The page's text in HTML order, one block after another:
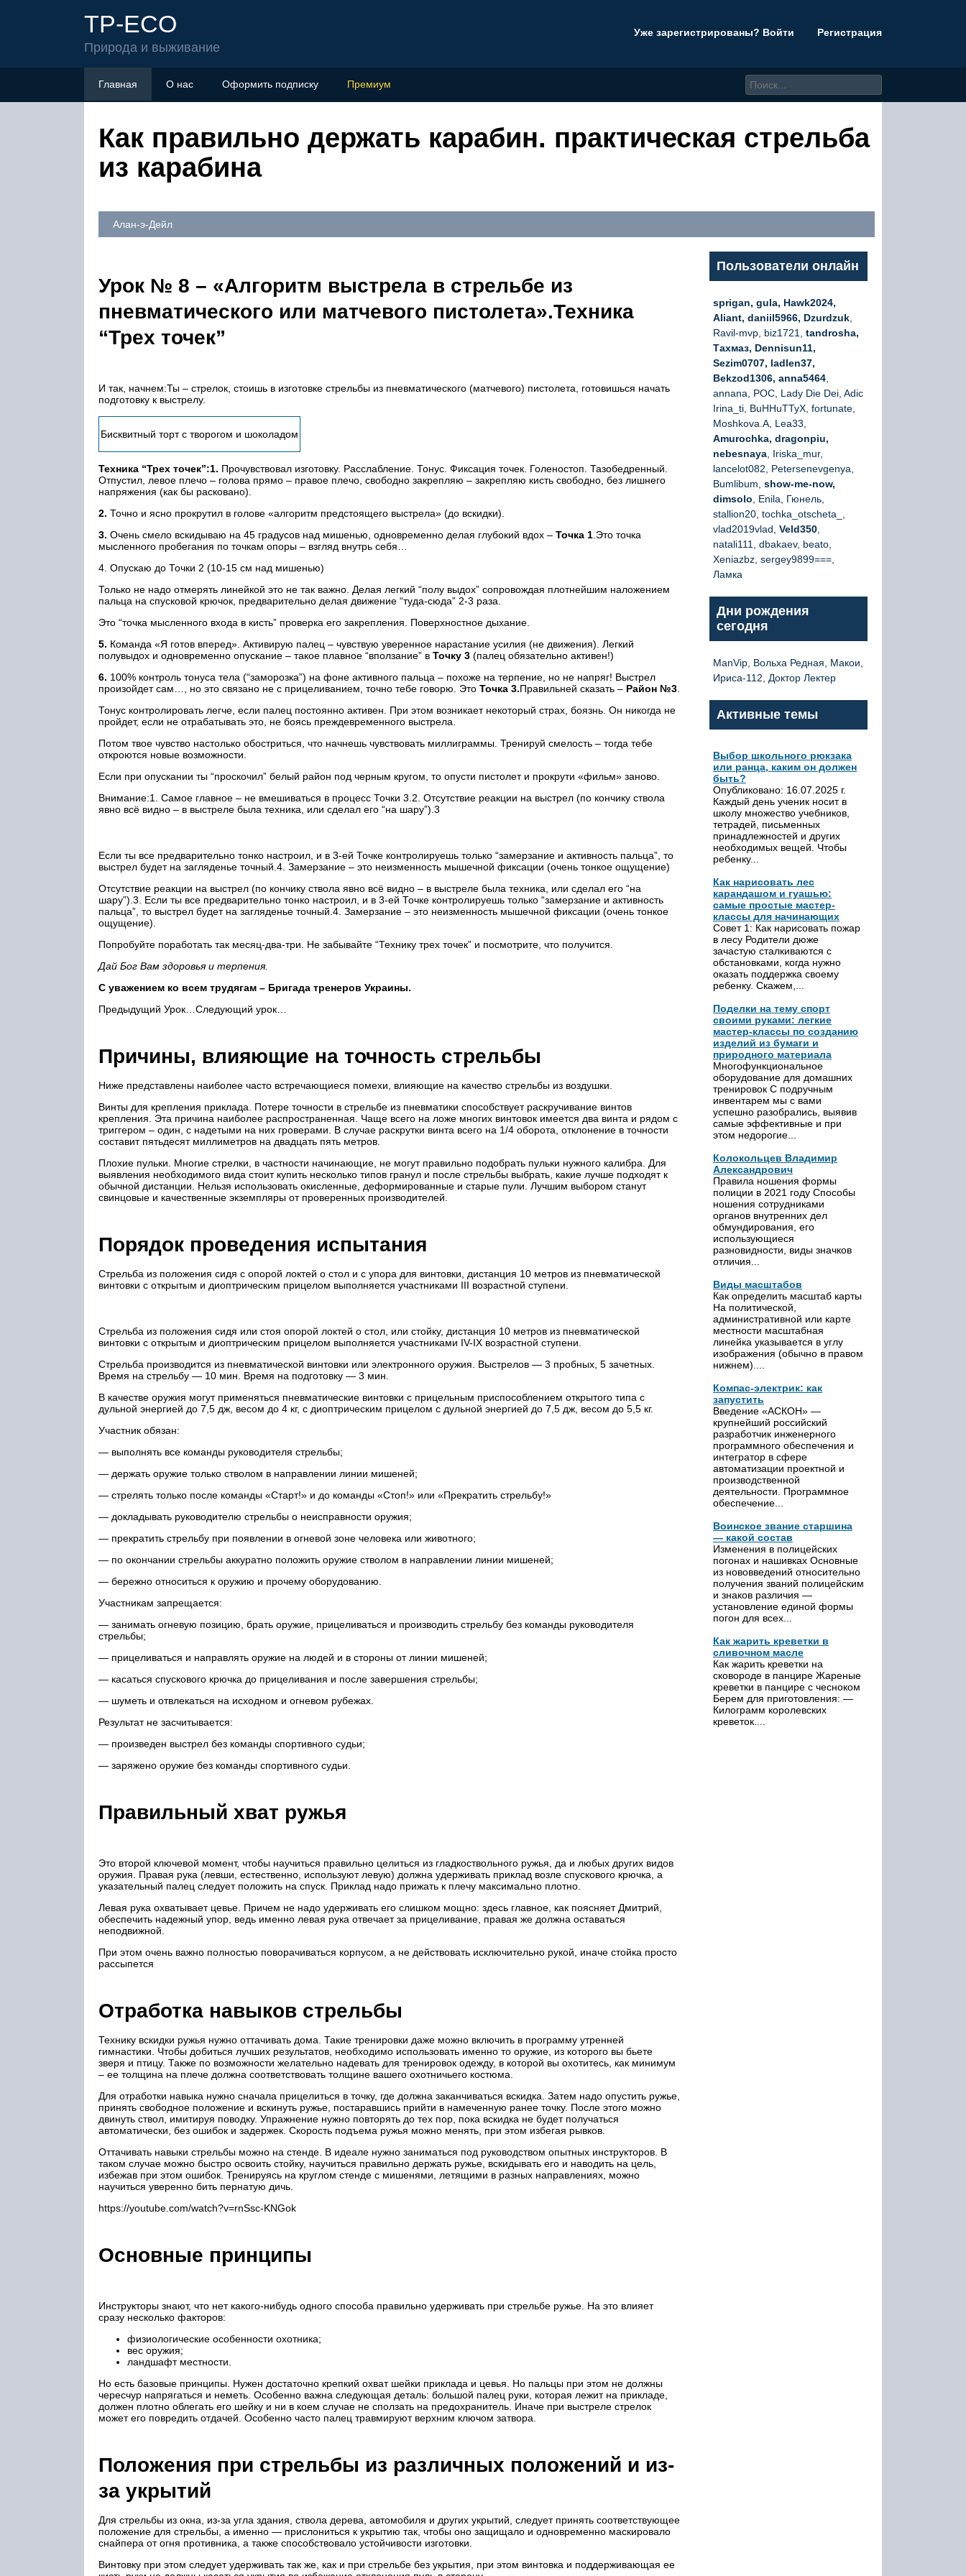
TP-ECO
Природа и выживание
Уже зарегистрированы? Войти Регистрация
Главная О нас Оформить подписку Премиум
Как правильно держать карабин. практическая стрельба
из карабина
Алан-э-Дейл
Урок № 8 – «Алгоритм выстрела в стрельбе из
пневматического или матчевого пистолета».Техника
“Трех точек”
И так, начнем:Ты – стрелок, стоишь в изготовке стрельбы из пневматического (матчевого) пистолета, готовишься начать
подготовку к выстрелу.
Бисквитный торт с творогом и шоколадом
Техника “Трех точек”:1. Прочувствовал изготовку. Расслабление. Тонус. Фиксация точек. Голеностоп. Тазобедренный.
Отпустил, левое плечо – голова прямо – правое плечо, свободно закрепляю – закрепляю кисть свободно, без лишнего
напряжения (как бы расковано).
2. Точно и ясно прокрутил в голове «алгоритм предстоящего выстрела» (до вскидки).
3. Очень смело вскидываю на 45 градусов над мишенью, одновременно делая глубокий вдох – Точка 1 .Это точка
мысленного пробегания по точкам опоры – взгляд внутрь себя…
4. Опускаю до Точки 2 (10-15 см над мишенью)
Только не надо отмерять линейкой это не так важно. Делая легкий “полу выдох” сопровождая плотнейшим наложением
пальца на спусковой крючок, предварительно делая движение “туда-сюда” 2-3 раза.
Это “точка мысленного входа в кисть” проверка его закрепления. Поверхностное дыхание.
5. Команда «Я готов вперед». Активирую палец – чувствую уверенное нарастание усилия (не движения). Легкий
полувыдох и одновременно опускание – такое плавное “вползание” в Точку 3 (палец обязательно активен!)
6. 100% контроль тонуса тела (“заморозка”) на фоне активного пальца – похоже на терпение, но не напряг! Выстрел
произойдет сам…, но это связано не с прицеливанием, точно тебе говорю. Это Точка 3.Правильней сказать – Район №3
Тонус контролировать легче, если палец постоянно активен. При этом возникает некоторый страх, боязнь. Он никогда не
пройдет, если не отрабатывать это, не боясь преждевременного выстрела.
Потом твое чувство настолько обостриться, что начнешь чувствовать миллиграммы. Тренируй смелость – тогда тебе
откроются новые возможности.
Если при опускании ты “проскочил” белый район под черным кругом, то опусти пистолет и прокрути «фильм» заново.
Внимание:1. Самое главное – не вмешиваться в процесс Точки 3.2. Отсутствие реакции на выстрел (по кончику ствола
явно всё видно – в выстреле была техника, или сделал его “на шару”).3
Если ты все предварительно тонко настроил, и в 3-ей Точке контролируешь только “замерзание и активность пальца”, то
выстрел будет на загляденье точный.4. Замерзание – это неизменность мышечной фиксации (очень тонкое ощущение)
Отсутствие реакции на выстрел (по кончику ствола явно всё видно – в выстреле была техника, или сделал его “на
шару”).3. Если ты все предварительно тонко настроил, и в 3-ей Точке контролируешь только “замерзание и активность
пальца”, то выстрел будет на загляденье точный.4. Замерзание – это неизменность мышечной фиксации (очень тонкое
ощущение).
Попробуйте поработать так месяц-два-три. Не забывайте “Технику трех точек” и посмотрите, что получится.
Дай Бог Вам здоровья и терпения.
С уважением ко всем трудягам – Бригада тренеров Украины.
Предыдущий Урок…Следующий урок…
Причины, влияющие на точность стрельбы
Ниже представлены наиболее часто встречающиеся помехи, влияющие на качество стрельбы из воздушки.
Винты для крепления приклада. Потере точности в стрельбе из пневматики способствует раскручивание винтов
крепления. Эта причина наиболее распространенная. Чаще всего на ложе многих винтовок имеется два винта и рядом с
триггером – один, с надетыми на них гроверами. В случае раскрутки винта всего на 1/4 оборота, отклонение в точности
составит пятьдесят миллиметров на двадцать пять метров.
Плохие пульки. Многие стрелки, в частности начинающие, не могут правильно подобрать пульки нужного калибра. Для
выявления необходимого вида стоит купить несколько типов гранул и после стрельбы выбрать, какие лучше подходят к
обычной дистанции. Нельзя использовать окисленные, деформированные и старые пули. Лучшим выбором станут
свинцовые и качественные экземпляры от проверенных производителей.
Порядок проведения испытания
Стрельба из положения сидя с опорой локтей о стол и с упора для винтовки, дистанция 10 метров из пневматической
винтовки с открытым и диоптрическим прицелом выполняется участниками III возрастной ступени.
Стрельба из положения сидя или стоя опорой локтей о стол, или стойку, дистанция 10 метров из пневматической
винтовки с открытым и диоптрическим прицелом выполняется участниками IV-IX возрастной ступени.
Стрельба производится из пневматической винтовки или электронного оружия. Выстрелов — 3 пробных, 5 зачетных.
Время на стрельбу — 10 мин. Время на подготовку — 3 мин.
В качестве оружия могут применяться пневматические винтовки с прицельным приспособлением открытого типа с
дульной энергией до 7,5 дж, весом до 4 кг, с диоптрическим прицелом с дульной энергией до 7,5 дж, весом до 5,5 кг.
Участник обязан:
— выполнять все команды руководителя стрельбы;
— держать оружие только стволом в направлении линии мишеней;
— стрелять только после команды «Старт!» и до команды «Стоп!» или «Прекратить стрельбу!»
— докладывать руководителю стрельбы о неисправности оружия;
— прекратить стрельбу при появлении в огневой зоне человека или животного;
— по окончании стрельбы аккуратно положить оружие стволом в направлении линии мишеней;
— бережно относиться к оружию и прочему оборудованию.
Участникам запрещается:
— занимать огневую позицию, брать оружие, прицеливаться и производить стрельбу без команды руководителя
стрельбы;
— прицеливаться и направлять оружие на людей и в стороны от линии мишеней;
— касаться спускового крючка до прицеливания и после завершения стрельбы;
— шуметь и отвлекаться на исходном и огневом рубежах.
Результат не засчитывается:
— произведен выстрел без команды спортивного судьи;
— заряжено оружие без команды спортивного судьи.
Правильный хват ружья
Это второй ключевой момент, чтобы научиться правильно целиться из гладкоствольного ружья, да и любых других видов
оружия. Правая рука (левши, естественно, используют левую) должна удерживать приклад возле спускового крючка, а
указательный палец следует положить на спуск. Приклад надо прижать к плечу максимально плотно.
Левая рука охватывает цевье. Причем не надо удерживать его слишком мощно: здесь главное, как поясняет Дмитрий,
обеспечить надежный упор, ведь именно левая рука отвечает за прицеливание, правая же должна оставаться
неподвижной.
При этом очень важно полностью поворачиваться корпусом, а не действовать исключительно рукой, иначе стойка просто
рассыпется
Отработка навыков стрельбы
Технику вскидки ружья нужно оттачивать дома. Такие тренировки даже можно включить в программу утренней
гимнастики. Чтобы добиться лучших результатов, необходимо использовать именно то оружие, из которого вы бьете
зверя и птицу. Также по возможности желательно надевать для тренировок одежду, в которой вы охотитесь, как минимум
– ее толщина на плече должна соответствовать толщине вашего охотничьего костюма.
Для отработки навыка нужно сначала прицелиться в точку, где должна заканчиваться вскидка. Затем надо опустить ружье,
принять свободное положение и вскинуть ружье, постаравшись прийти в намеченную ранее точку. После этого можно
двинуть ствол, имитируя поводку. Упражнение нужно повторять до тех пор, пока вскидка не будет получаться
автоматически, без ошибок и задержек. Скорость подъема ружья можно менять, при этом избегая рывков.
Оттачивать навыки стрельбы можно на стенде. В идеале нужно заниматься под руководством опытных инструкторов. В
таком случае можно быстро освоить стойку, научиться правильно держать ружье, вскидывать его и наводить на цель,
избежав при этом ошибок. Тренируясь на круглом стенде с мишенями, летящими в разных направлениях, можно
научиться уверенно бить пернатую дичь.
https://youtube.com/watch?v=rnSsc-KNGok
Основные принципы
Инструкторы знают, что нет какого-нибудь одного способа правильно удерживать при стрельбе ружье. На это влияет
сразу несколько факторов:
физиологические особенности охотника;
вес оружия;
ландшафт местности.
Но есть базовые принципы. Нужен достаточно крепкий охват шейки приклада и цевья. Но пальцы при этом не должны
чересчур напрягаться и неметь. Особенно важна следующая деталь: большой палец руки, которая лежит на прикладе,
должен плотно облегать его шейку и ни в коем случае не сползать на предохранитель. Иначе при выстреле стрелок
может его повредить отдачей. Особенно часто палец травмируют верхним ключом затвора.
Положения при стрельбы из различных положений и из-
за укрытий
Для стрельбы из окна, из-за угла здания, ствола дерева, автомобиля и других укрытий, следует принять соответствующее
положение для стрельбы, а именно — прислониться к укрытию так, чтобы оно защищало и одновременно маскировало
снайпера от огня противника, а также способствовало устойчивости изготовки.
Винтовку при этом следует удерживать так же, как и при стрельбе без укрытия, при этом винтовка и поддерживающая ее
Пользователи онлайн
sprigan, gula, Hawk2024,
Aliant, daniil5966, Dzurdzuk
Ravil-mvp, biz1721, tandrosha,
Тахмаз, Dennisun11,
Sezim0707, ladlen37,
Bekzod1306, anna5464
annana, РОС, Lady Die Dei, Adic
Irina_ti, BuHHuTTyX, fortunate,
Moshkova.A, Lea33,
Amurochka, dragonpiu,
nebesnaya , Iriska_mur,
lancelot082, Petersenevgenya,
Bumlibum, show-me-now,
dimsolo , Enila, Гюнель,
stallion20, tochka_otscheta_,
vlad2019vlad, Veld350
natali111, dbakaev, beato,
Xeniazbz, sergey9899===,
Ламка
Дни рождения
сегодня
ManVip, Вольха Редная, Макои,
Ириса-112, Доктор Лектер
Активные темы
Выбор школьного рюкзака
или ранца, каким он должен
быть?
Опубликовано: 16.07.2025 г.
Каждый день ученик носит в
школу множество учебников,
тетрадей, письменных
принадлежностей и других
необходимых вещей. Чтобы
ребенку...
Как нарисовать лес
карандашом и гуашью:
самые простые мастер-
классы для начинающих
Совет 1: Как нарисовать пожар
в лесу Родители дюже
зачастую сталкиваются с
обстановками, когда нужно
оказать поддержка своему
ребенку. Скажем,...
Поделки на тему спорт
своими руками: легкие
мастер-классы по созданию
изделий из бумаги и
природного материала
Многофункциональное
оборудование для домашних
тренировок С подручным
инвентарем мы с вами
успешно разобрались, выявив
самые эффективные и при
этом недорогие...
Колокольцев Владимир
Александрович
Правила ношения формы
полиции в 2021 году Способы
ношения сотрудниками
органов внутренних дел
обмундирования, его
использующиеся
разновидности, виды значков
отличия...
Виды масштабов
Как определить масштаб карты
На политической,
административной или карте
местности масштабная
линейка указывается в углу
изображения (обычно в правом
нижнем)....
Компас-электрик: как
запустить
Введение «АСКОН» —
крупнейший российский
разработчик инженерного
программного обеспечения и
интегратор в сфере
автоматизации проектной и
производственной
деятельности. Программное
обеспечение...
Воинское звание старшина
— какой состав
Изменения в полицейских
погонах и нашивках Основные
из нововведений относительно
получения званий полицейским
и знаков различия —
установление единой формы
погон для всех...
Как жарить креветки в
сливочном масле
Как жарить креветки на
сковороде в панцире Жареные
креветки в панцире с чесноком
Берем для приготовления: —
Килограмм королевских
креветок....